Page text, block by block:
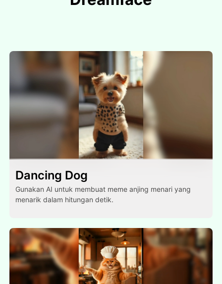
Dancing Dog
Gunakan AI untuk membuat meme anjing menari yang
menarik dalam hitungan detik.